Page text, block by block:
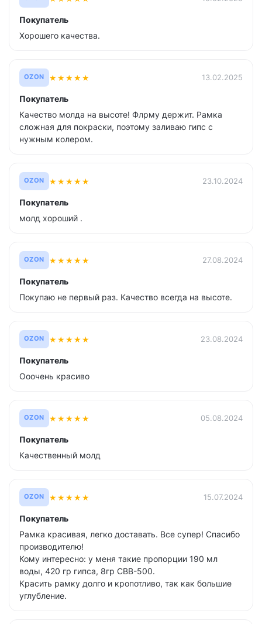
Покупатель
Хорошего качества.
OZON ★★★★★ 13.02.2025
Покупатель
Качество молда на высоте! Флрму держит. Рамка
сложная для покраски, поэтому заливаю гипс с
нужным колером.
OZON ★★★★★ 23.10.2024
Покупатель
молд хороший .
OZON ★★★★★ 27.08.2024
Покупатель
Покупаю не первый раз. Качество всегда на высоте.
OZON ★★★★★ 23.08.2024
Покупатель
Ооочень красиво
OZON ★★★★★ 05.08.2024
Покупатель
Качественный молд
OZON ★★★★★ 15.07.2024
Покупатель
Рамка красивая, легко доставать. Все супер! Спасибо
производителю!
Кому интересно: у меня такие пропорции 190 мл
воды, 420 гр гипса, 8гр СВВ-500.
Красить рамку долго и кропотливо, так как большие
углубление.